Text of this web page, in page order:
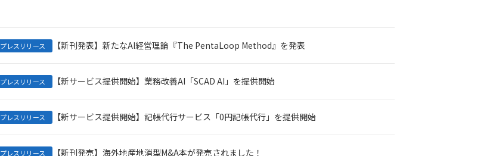
プレスリリース 【新刊発表】新たなAI経営理論『The PentaLoop Method』を発表
プレスリリース 【新サービス提供開始】業務改善AI「SCAD AI」を提供開始
プレスリリース 【新サービス提供開始】記帳代行サービス「0円記帳代行」を提供開始
プレスリリース 【新刊発売】海外地産地消型M&A本が発売されました！